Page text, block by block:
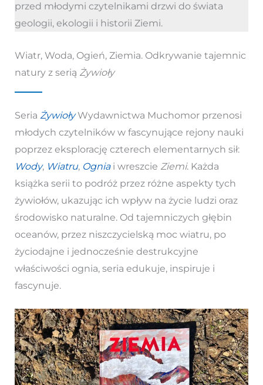
przed młodymi czytelnikami drzwi do świata
geologii, ekologii i historii Ziemi.
Wiatr, Woda, Ogień, Ziemia. Odkrywanie tajemnic
natury z serią Żywioły
Seria ŻywiołyWydawnictwa Muchomor przenosi
młodych czytelników w fascynujące rejony nauki
poprzez eksplorację czterech elementarnych sił:
Wody, Wiatru, Ogniai wreszcie Ziemi. Każda
książka serii to podróż przez różne aspekty tych
żywiołów, ukazując ich wpływ na życie ludzi oraz
środowisko naturalne. Od tajemniczych głębin
oceanów, przez niszczycielską moc wiatru, po
życiodajne i jednocześnie destrukcyjne
właściwości ognia, seria edukuje, inspiruje i
fascynuje.